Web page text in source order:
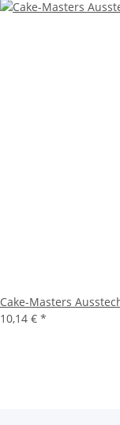
Cake-Masters
10,14 € *